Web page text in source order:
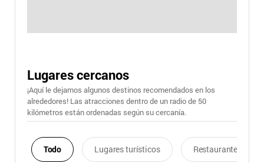
Lugares cercanos
¡Aquí le dejamos algunos destinos recomendados en los
alrededores! Las atracciones dentro de un radio de 50
kilómetros están ordenadas según su cercanía.
Todo Lugares turísticos Restaurantes